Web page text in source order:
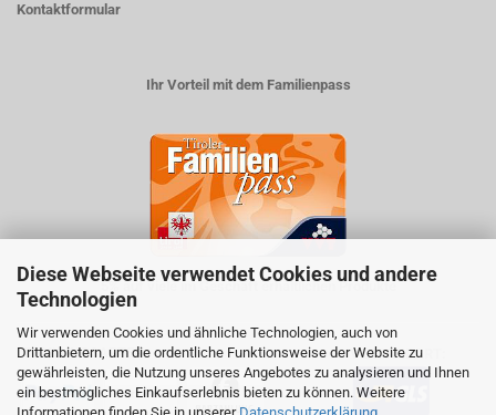
Diese Webseite verwendet Cookies und andere
Technologien
Wir verwenden Cookies und ähnliche Technologien, auch von
Drittanbietern, um die ordentliche Funktionsweise der Website zu
gewährleisten, die Nutzung unseres Angebotes zu analysieren und Ihnen
ein bestmögliches Einkaufserlebnis bieten zu können. Weitere
Kontaktformular
Ihr Vorteil mit dem Familienpass
5% auf viele im Geschäft erhältlichen Produkte
ZAHLUNGSARTEN VERSANDART: